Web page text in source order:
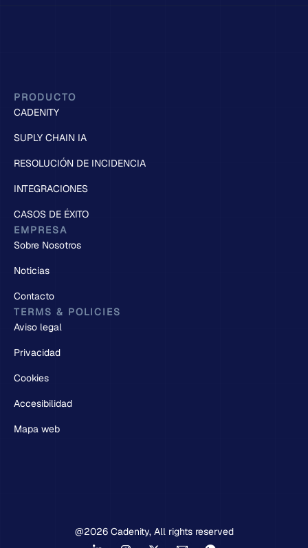
PRODUCTO
CADENITY
SUPLY CHAIN IA
RESOLUCIÓN DE INCIDENCIA
INTEGRACIONES
CASOS DE ÉXITO
EMPRESA
Sobre Nosotros
Noticias
Contacto
TERMS & POLICIES
Aviso legal
Privacidad
Cookies
Accesibilidad
Mapa web
@2026 Cadenity, All rights reserved